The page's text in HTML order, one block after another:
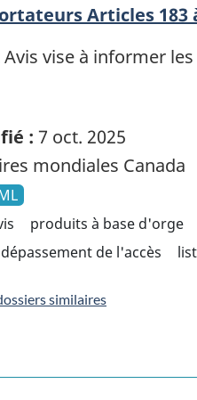
Articles 183
Avis vise à informer
: 7 oct. 2025
mondiales Canada
produits à base d'orge
de l'accès
similaires